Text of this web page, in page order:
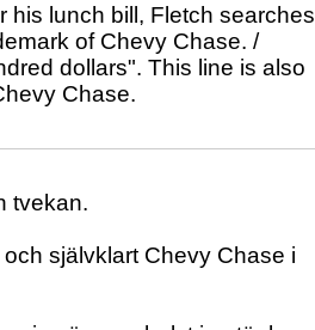
his lunch bill, Fletch searches
of Chevy Chase. /
dollars". This line is also
Chase.
tvekan.
självklart Chevy Chase i